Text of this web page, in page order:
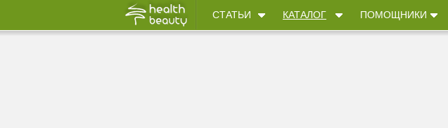
СТАТЬИ КАТАЛОГ ПОМОЩНИКИ